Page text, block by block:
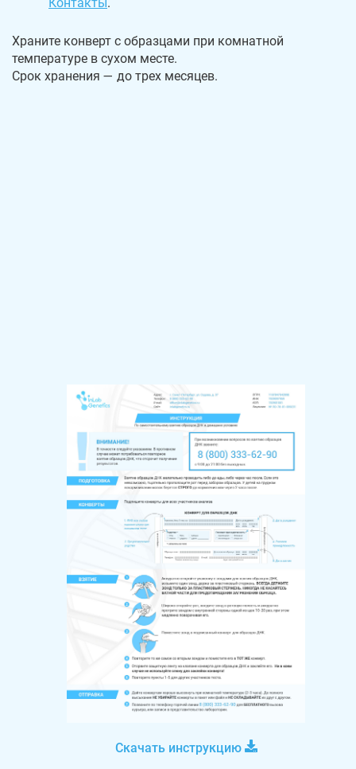
Храните конверт с образцами при комнатной
температуре в сухом месте.
Срок хранения — до трех месяцев.
Скачать инструкцию